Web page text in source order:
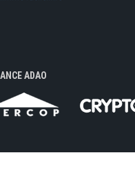
ADAO